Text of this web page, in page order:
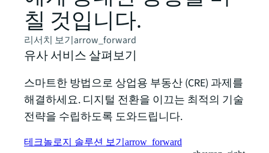
칠 것입니다.
리서치 보기arrow_forward
유사 서비스 살펴보기
스마트한 방법으로 상업용 부동산 (CRE) 과제를
해결하세요. 디지털 전환을 이끄는 최적의 기술
전략을 수립하도록 도와드립니다.
테크놀로지 솔루션 보기 arrow_forward